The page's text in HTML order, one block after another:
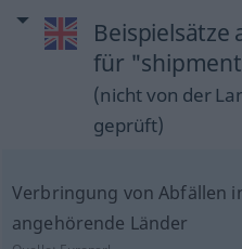
Beispielsätze
für
(nicht von der
geprüft)
Verbringung von Abfällen
angehörende Länder